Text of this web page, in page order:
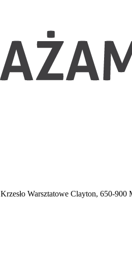
Krzesło Warsztatowe Clayton, 650-